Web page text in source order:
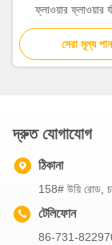
ফ্লাওয়ার ফ্লাওয়ার
সেরা মূল্য পান
দ্রুত যোগাযোগ
ঠিকানা
158# উয়ি রোড,
টেলিফোন
86-731-